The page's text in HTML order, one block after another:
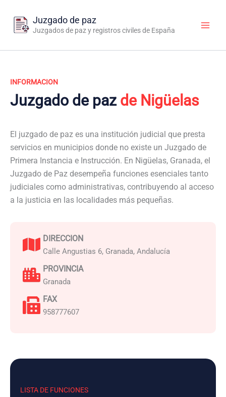
contenido
Juzgado de paz
Juzgados de paz y registros civiles de España
INFORMACION
Juzgado de paz de Nigüelas
El juzgado de paz es una institución judicial que presta
servicios en municipios donde no existe un Juzgado de
Primera Instancia e Instrucción. En Nigüelas, Granada, el
Juzgado de Paz desempeña funciones esenciales tanto
judiciales como administrativas, contribuyendo al acceso
a la justicia en las localidades más pequeñas.
DIRECCION
Calle Angustias 6, Granada, Andalucía
PROVINCIA
Granada
FAX
958777607
LISTA DE FUNCIONES